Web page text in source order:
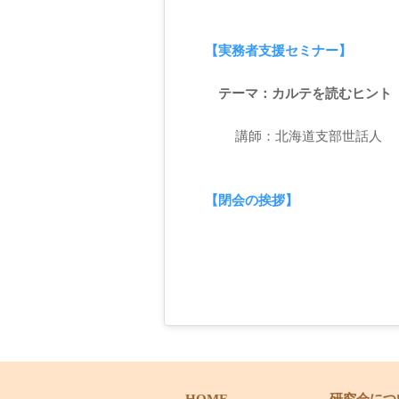
【実務者支援セミナー】
テーマ：カルテを読むヒント
講師：北海道支部世話人
【閉会の挨拶】